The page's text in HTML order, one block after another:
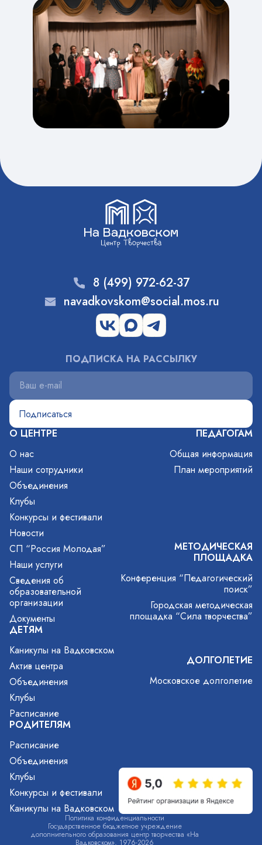
О ЦЕНТРЕ
О нас
Наши сотрудники
Объединения
Клубы
Конкурсы и фестивали
Новости
СП “Россия Молодая”
Наши услуги
Сведения об
образовательной
организации
Документы
ДЕТЯМ
Каникулы на Вадковском
Актив центра
Объединения
Клубы
Расписание
РОДИТЕЛЯМ
Расписание
Объединения
Клубы
Конкурсы и фестивали
Каникулы на Вадковском
ПЕДАГОГАМ
Общая информация
План мероприятий
МЕТОДИЧЕСКАЯ
ПЛОЩАДКА
Конференция “Педагогический
поиск”
Городская методическая
площадка “Сила творчества”
ДОЛГОЛЕТИЕ
Московское долголетие
8 (499) 972-62-37
navadkovskom@social.mos.ru
ПОДПИСКА НА РАССЫЛКУ
Государственное бюджетное учреждение
дополнительного образования центр творчества «На
Вадковском», 1976-2026
Политика конфиденциальности